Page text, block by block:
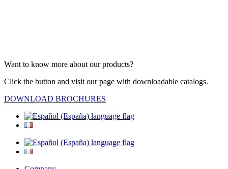
Want to know more about our products?
Click the button and visit our page with downloadable catalogs.
DOWNLOAD BROCHURES